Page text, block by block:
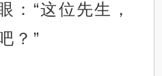
：“这位先生，
？”